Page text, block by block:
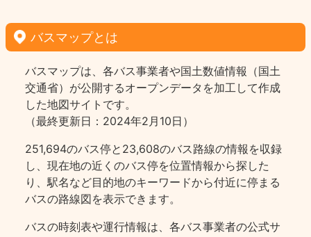
バスマップとは
バスマップは、各バス事業者や国土数値情報（国土
交通省）が公開するオープンデータを加工して作成
した地図サイトです。
（最終更新日：2024年2月10日）
251,694のバス停と23,608のバス路線の情報を収録
し、現在地の近くのバス停を位置情報から探した
り、駅名など目的地のキーワードから付近に停まる
バスの路線図を表示できます。
バスの時刻表や運行情報は、各バス事業者の公式サ